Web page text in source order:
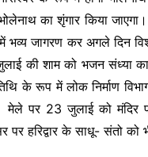
का शृंगार किया जाएगा।
भव्य जागरण कर अगले दिन
की शाम को भजन संध्या
के रूप में लोक निर्माण
मेले पर 23 जुलाई को मंदिर
हरिद्वार के साधू- संतो को